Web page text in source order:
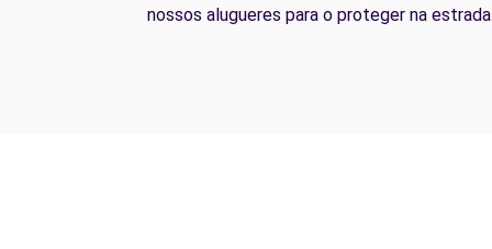
nossos alugueres para o proteger na